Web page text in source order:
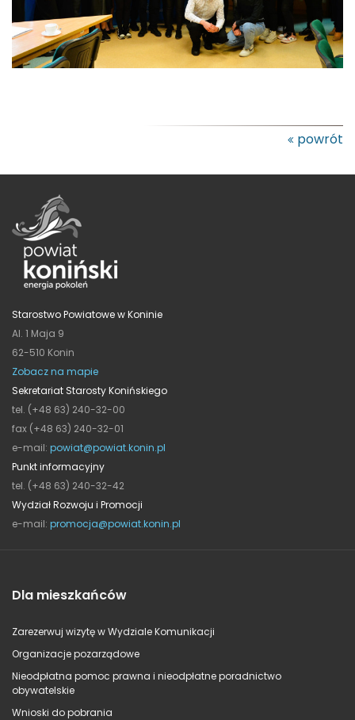
powrót
Starostwo Powiatowe w Koninie
Al. 1 Maja 9
62-510 Konin
Zobacz na mapie
Sekretariat Starosty Konińskiego
tel. (+48 63) 240-32-00
fax (+48 63) 240-32-01
e-mail: powiat@powiat.konin.pl
Punkt informacyjny
tel. (+48 63) 240-32-42
Wydział Rozwoju i Promocji
e-mail: promocja@powiat.konin.pl
Dla mieszkańców
Zarezerwuj wizytę w Wydziale Komunikacji
Organizacje pozarządowe
Nieodpłatna pomoc prawna i nieodpłatne poradnictwo
obywatelskie
Wnioski do pobrania